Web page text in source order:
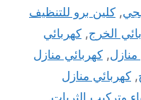
, كلين برو للتنظيف
الخرج, كهربائي
منازل, كهربائي منازل
, كهربائي منازل
وتركيب الثريات,